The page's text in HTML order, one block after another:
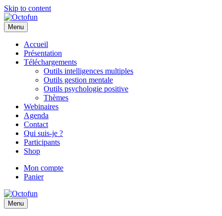
Skip to content
Menu
Accueil
Présentation
Téléchargements
Outils intelligences multiples
Outils gestion mentale
Outils psychologie positive
Thèmes
Webinaires
Agenda
Contact
Qui suis-je ?
Participants
Shop
Mon compte
Panier
Menu